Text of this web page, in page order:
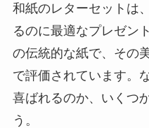
和紙のレターセットは
るのに最適なプレゼン
の伝統的な紙で、その
で評価されています。
喜ばれるのか、いくつ
う。